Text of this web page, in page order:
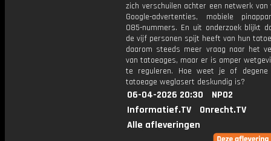
zich verschuilen achter een netwerk
Google-advertenties, mobiele
085-nummers. En uit onderzoek blijkt
de vijf personen spijt heeft van hun
daarom steeds meer vraag naar het
van tatoeages, maar er is amper
te reguleren. Hoe weet je of
tatoeage weglasert deskundig is?
06-04-2026 20:30
NPO2
Informatief.TV
Onrecht.TV
Alle afleveringen